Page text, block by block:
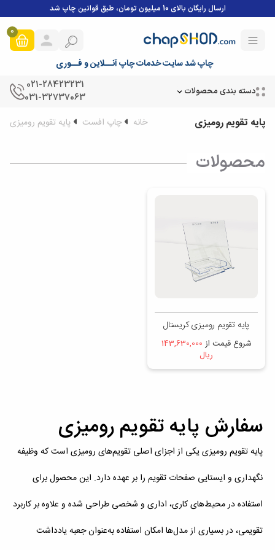
ارسال رایگان بالای 10 میلیون تومان، طبق قوانین چاپ شد
چاپ شد سایت خدمات چاپ آنــلاین و فــوری
0
دسته بندی محصولات
021-28423231
031-32737063
پایه تقویم رومیزی خانه چاپ افست پایه تقویم رومیزی
محصولات
پایه تقویم رومیزی کریستال
شروع قیمت از 143,630,000
ریال
سفارش پایه تقویم رومیزی
پایه تقویم رومیزی یکی از اجزای اصلی تقویم‌های رومیزی است که وظیفه
نگهداری و ایستایی صفحات تقویم را بر عهده دارد. این محصول برای
استفاده در محیط‌های کاری، اداری و شخصی طراحی شده و علاوه بر کاربرد
تقویمی، در بسیاری از مدل‌ها امکان استفاده به‌عنوان جعبه یادداشت